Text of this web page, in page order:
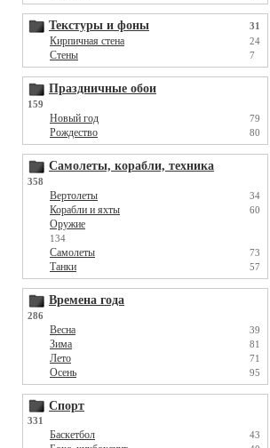
Текстуры и фоны 31
Кирпичная стена 24
Стены 7
Праздничные обои
159
Новый год 79
Рождество 80
Самолеты, корабли, техника
358
Вертолеты 34
Корабли и яхты 60
Оружие
134
Самолеты 73
Танки 57
Времена года
286
Весна 39
Зима 81
Лето 71
Осень 95
Спорт
331
Баскетбол 43